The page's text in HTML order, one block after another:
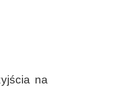
na